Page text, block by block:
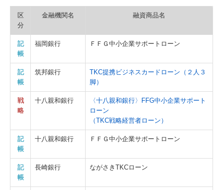
区
分
金融機関名 融資商品名
記
帳
福岡銀行 ＦＦＧ中小企業サポートローン
記
帳
筑邦銀行
TKC提携ビジネスカードローン（２人３
脚）
戦
略
十八親和銀行
〈十八親和銀行〉FFG中小企業サポート
ローン
（TKC戦略経営者ローン）
記
帳
十八親和銀行 ＦＦＧ中小企業サポートローン
記
帳
長崎銀行 ながさきTKCローン